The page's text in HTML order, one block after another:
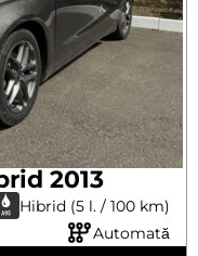
2013
Hibrid (5 l. / 100 km)
Automată